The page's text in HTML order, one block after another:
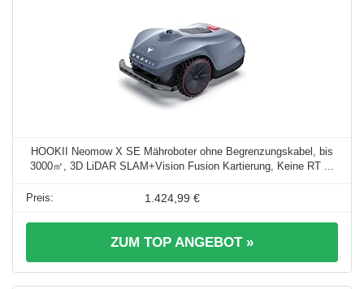
HOOKII Neomow X SE Mähroboter ohne Begrenzungskabel, bis
3000㎡, 3D LiDAR SLAM+Vision Fusion Kartierung, Keine RT ...
1.424,99 €
ZUM TOP ANGEBOT »